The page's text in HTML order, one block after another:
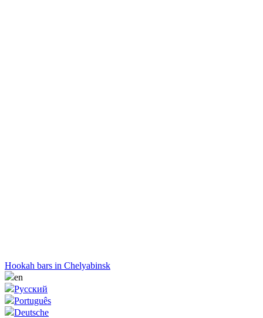
Hookah bars in Chelyabinsk
en
Русский
Português
Deutsche